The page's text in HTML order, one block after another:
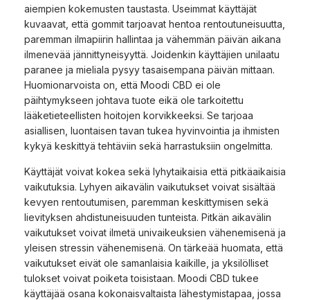
aiempien kokemusten taustasta. Useimmat käyttäjät
kuvaavat, että gommit tarjoavat hentoa rentoutuneisuutta,
paremman ilmapiirin hallintaa ja vähemmän päivän aikana
ilmenevää jännittyneisyyttä. Joidenkin käyttäjien unilaatu
paranee ja mieliala pysyy tasaisempana päivän mittaan.
Huomionarvoista on, että Moodi CBD ei ole
päihtymykseen johtava tuote eikä ole tarkoitettu
lääketieteellisten hoitojen korvikkeeksi. Se tarjoaa
asiallisen, luontaisen tavan tukea hyvinvointia ja ihmisten
kykyä keskittyä tehtäviin sekä harrastuksiin ongelmitta.
Käyttäjät voivat kokea sekä lyhytaikaisia että pitkäaikaisia
vaikutuksia. Lyhyen aikavälin vaikutukset voivat sisältää
kevyen rentoutumisen, paremman keskittymisen sekä
lievityksen ahdistuneisuuden tunteista. Pitkän aikavälin
vaikutukset voivat ilmetä univaikeuksien vähenemisenä ja
yleisen stressin vähenemisenä. On tärkeää huomata, että
vaikutukset eivät ole samanlaisia kaikille, ja yksilölliset
tulokset voivat poiketa toisistaan. Moodi CBD tukee
käyttäjää osana kokonaisvaltaista lähestymistapaa, jossa